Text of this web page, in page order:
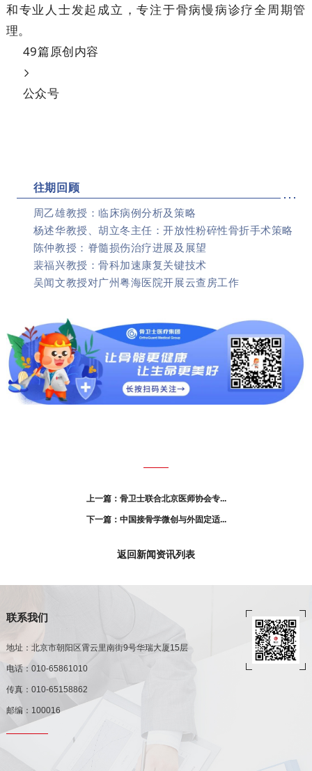
和专业人士发起成立，专注于骨病慢病诊疗全周期管
理。
49篇原创内容
公众号
往期回顾
周乙雄教授：临床病例分析及策略
杨述华教授、胡立冬主任：开放性粉碎性骨折手术策略
陈仲教授：脊髓损伤治疗进展及展望
裴福兴教授：骨科加速康复关键技术
吴闻文教授对广州粤海医院开展云查房工作
上一篇：骨卫士联合北京医师协会专...
下一篇：中国接骨学微创与外固定适...
返回新闻资讯列表
联系我们
地址：北京市朝阳区霄云里南街9号华瑞大厦15层
电话：010-65861010
传真：010-65158862
邮编：100016